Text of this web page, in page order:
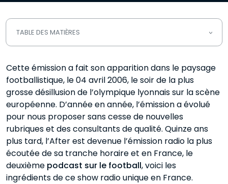
TABLE DES MATIÈRES
Pourquoi le podcast After Foot est un
immanquable ?
Cette émission a fait son apparition dans le paysage
footballistique, le 04 avril 2006, le soir de la plus
grosse désillusion de l’olympique lyonnais sur la scène
européenne. D’année en année, l’émission a évolué
pour nous proposer sans cesse de nouvelles
rubriques et des consultants de qualité. Quinze ans
plus tard, l’After est devenue l’émission radio la plus
écoutée de sa tranche horaire et en France, le
deuxième podcast sur le football, voici les
ingrédients de ce show radio unique en France.